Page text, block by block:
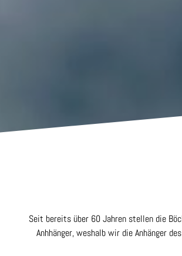
Seit bereits über 60 Jahren stellen die
Anhhänger, weshalb wir die Anhänger